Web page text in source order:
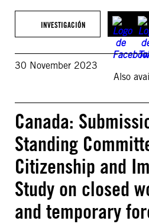
INVESTIGACIÓN
30 November 2023
Also
Canada:
Standing
Citizenship and
Study on closed
and temporary